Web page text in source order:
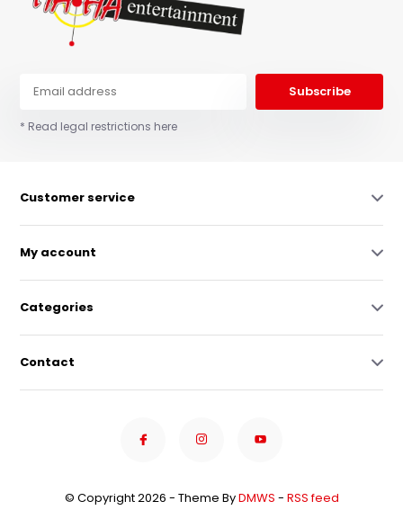
Subscribe
* Read legal restrictions here
Customer service
My account
Categories
Contact
© Copyright 2026 - Theme ByDMWS - RSS feed